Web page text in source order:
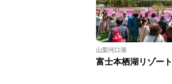
山梨河口湖
富士本栖湖リゾート